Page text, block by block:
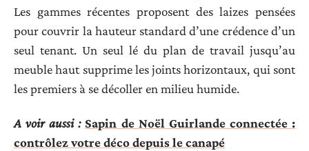
Les gammes récentes proposent des laizes pensées
pour couvrir la hauteur standard d’une crédence d’un
seul tenant. Un seul lé du plan de travail jusqu’au
meuble haut supprime les joints horizontaux, qui sont
les premiers à se décoller en milieu humide.
A voir aussi : Sapin de Noël Guirlande connectée :
contrôlez votre déco depuis le canapé